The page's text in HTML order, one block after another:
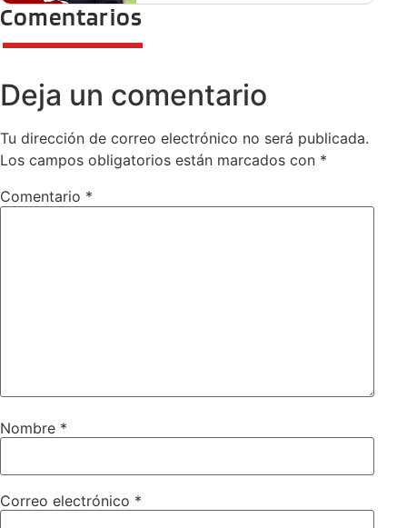
Comentarios
Deja un comentario
Tu dirección de correo electrónico no será publicada.
Los campos obligatorios están marcados con *
Comentario *
Nombre *
Correo electrónico *